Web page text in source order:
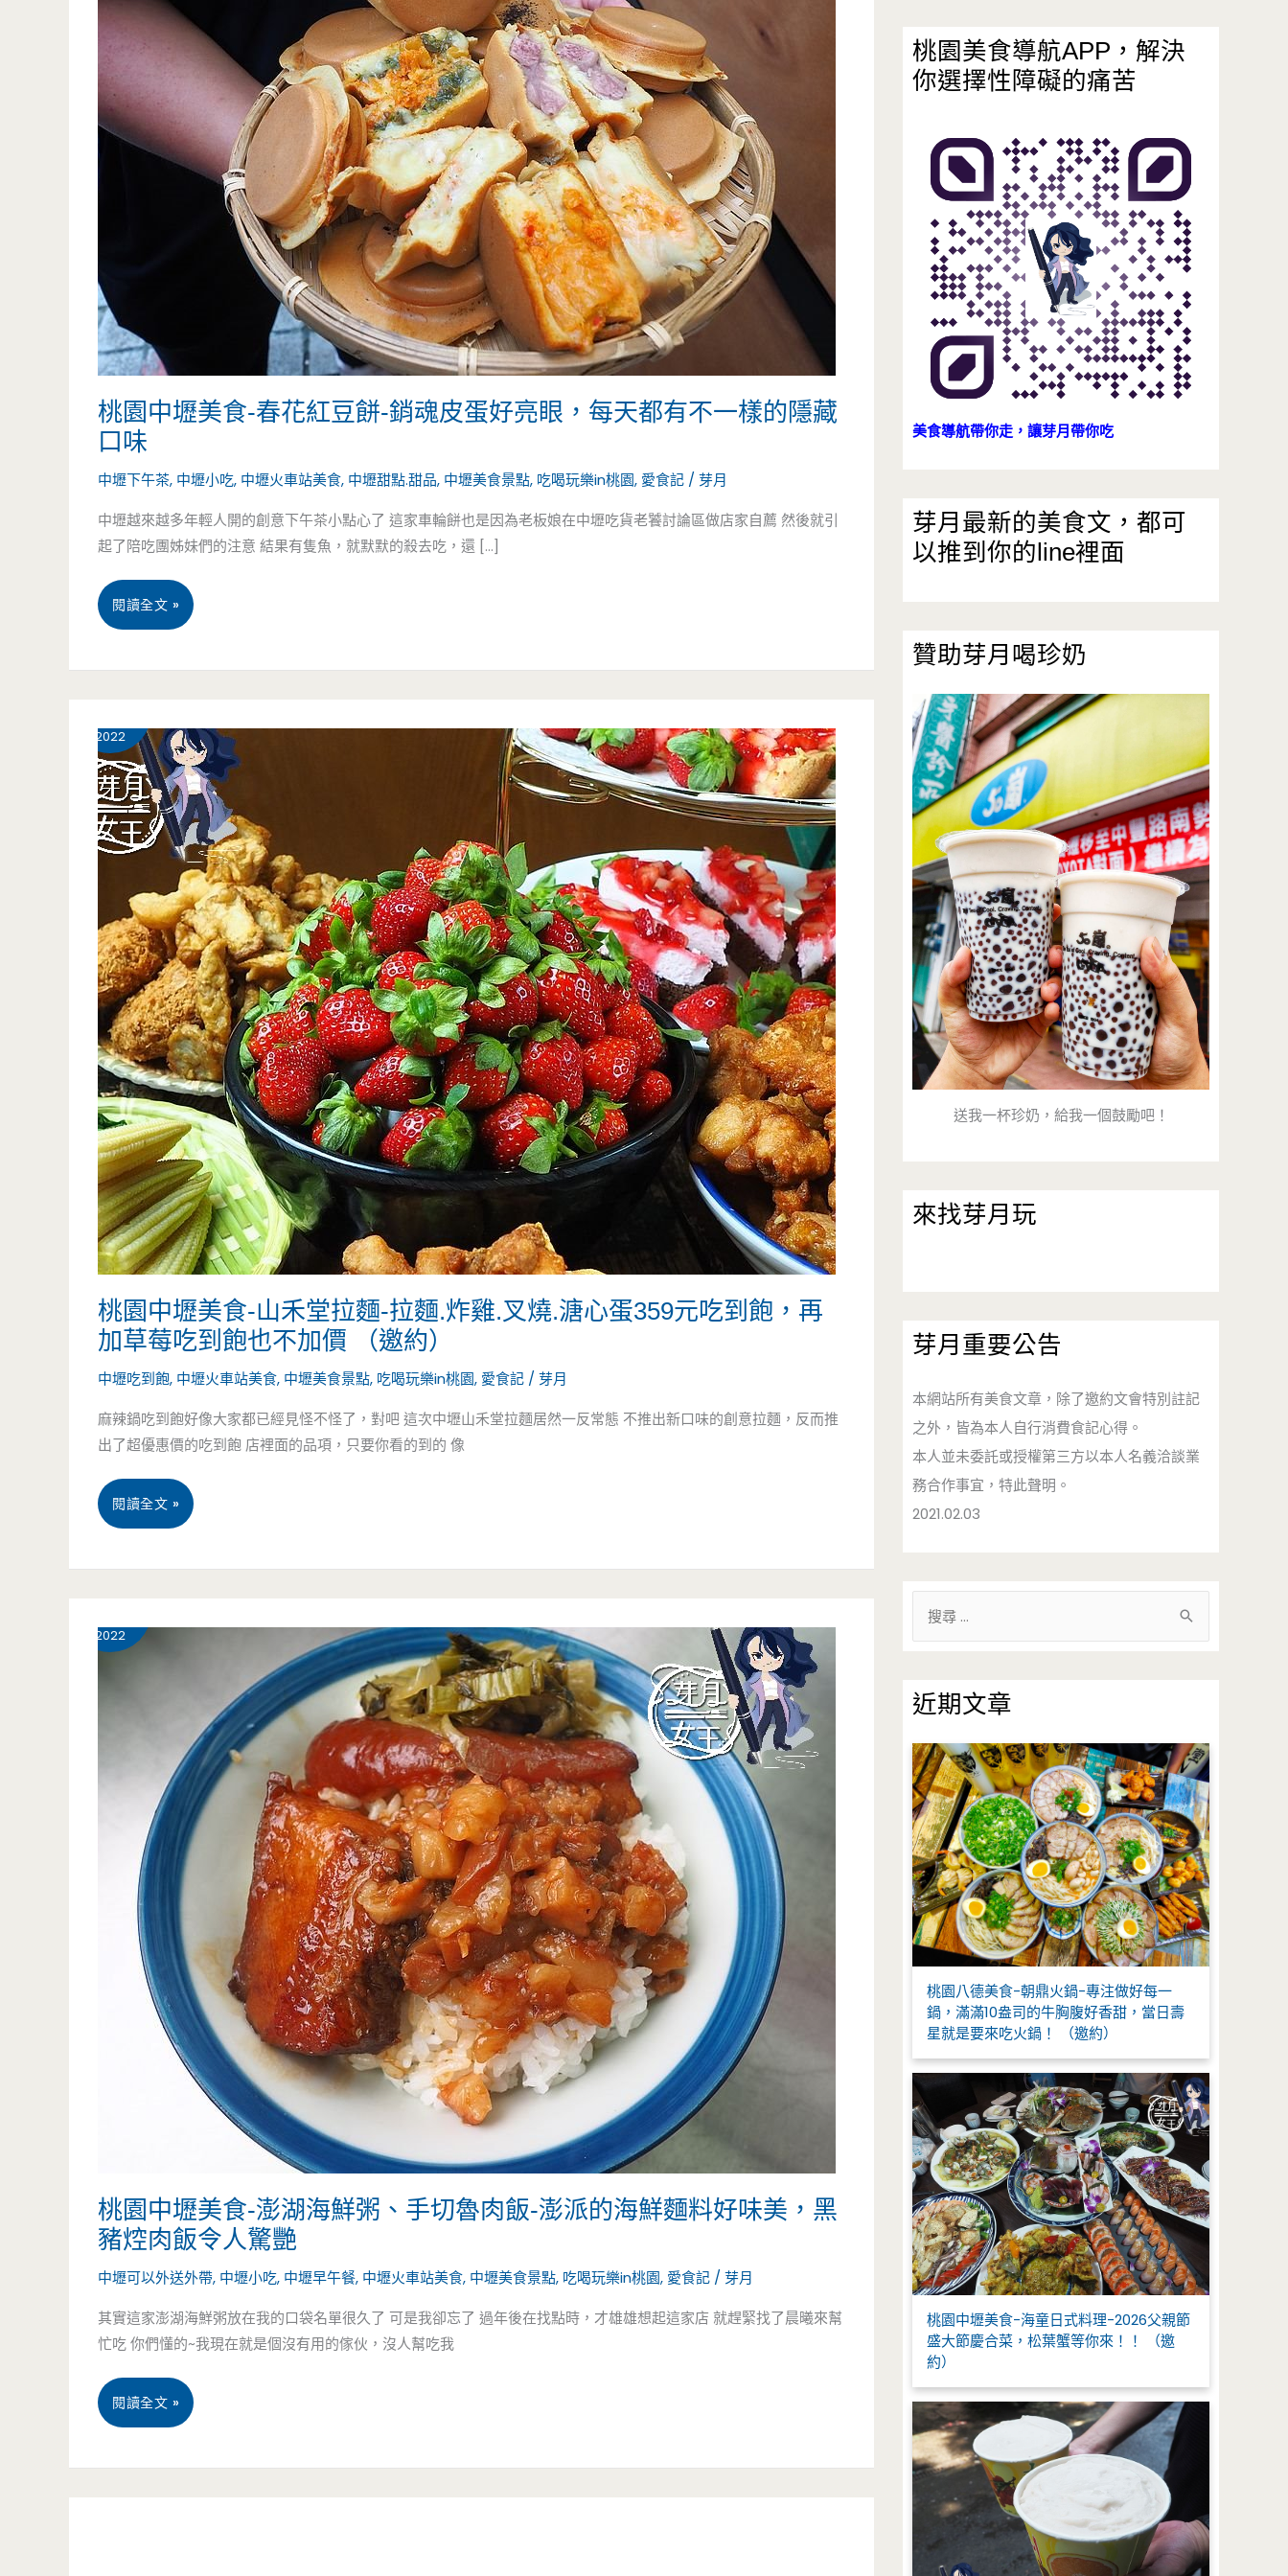
桃園中壢美食-春花紅豆餅-銷魂皮蛋好亮眼，每天都有不一樣的隱藏
口味
中壢下午茶, 中壢小吃, 中壢火車站美食, 中壢甜點.甜品, 中壢美食景點, 吃喝玩樂in桃園, 愛食記 /芽月
中壢越來越多年輕人開的創意下午茶小點心了 這家車輪餅也是因為老板娘在中壢吃貨老饕討論區做店家自薦 然後就引
起了陪吃團姊妹們的注意 結果有隻魚，就默默的殺去吃，還 […]
桃
壢
美
食-
春
紅
豆
餅-
銷
魂
皮
蛋
好
亮
每
天
都
有
一
樣
隱
閱讀全文 »
2022
桃園中壢美食-山禾堂拉麵-拉麵.炸雞.叉燒.溏心蛋359元吃到飽，再
加草莓吃到飽也不加價 （邀約）
中壢吃到飽, 中壢火車站美食, 中壢美食景點, 吃喝玩樂in桃園, 愛食記 /芽月
麻辣鍋吃到飽好像大家都已經見怪不怪了，對吧 這次中壢山禾堂拉麵居然一反常態 不推出新口味的創意拉麵，反而推
出了超優惠價的吃到飽 店裡面的品項，只要你看的到的 像
桃
壢
心
蛋
359
元
到
飽，
閱讀全文 »
2022
桃園中壢美食-澎湖海鮮粥、手切魯肉飯-澎派的海鮮麵料好味美，黑
豬焢肉飯令人驚艷
中壢可以外送外帶, 中壢小吃, 中壢早午餐, 中壢火車站美食, 中壢美食景點, 吃喝玩樂in桃園, 愛食記 /芽月
其實這家澎湖海鮮粥放在我的口袋名單很久了 可是我卻忘了 過年後在找點時，才雄雄想起這家店 就趕緊找了晨曦來幫
忙吃 你們懂的~我現在就是個沒有用的傢伙，沒人幫吃我
桃
閱讀全文 »
桃園美食導航APP，解決
你選擇性障礙的痛苦
美食導航帶你走，讓芽月帶你吃
芽月最新的美食文，都可
以推到你的line裡面
贊助芽月喝珍奶
送我一杯珍奶，給我一個鼓勵吧！
來找芽月玩
芽月重要公告
本網站所有美食文章，除了邀約文會特別註記
之外，皆為本人自行消費食記心得。
本人並未委託或授權第三方以本人名義洽談業
務合作事宜，特此聲明。
2021.02.03
鍵
字
:
近期文章
桃園八德美食-朝鼎火鍋-專注做好每一
鍋，滿滿10盎司的牛胸腹好香甜，當日壽
星就是要來吃火鍋！ （邀約）
桃園中壢美食-海童日式料理-2026父親節
盛大節慶合菜，松葉蟹等你來！！ （邀
約）